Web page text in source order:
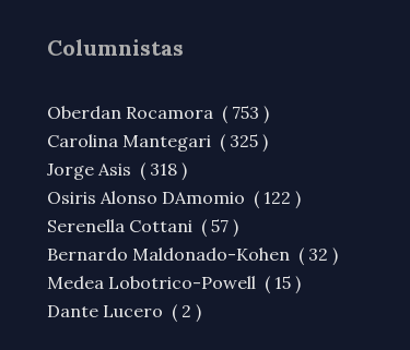
Columnistas
Oberdan Rocamora ( 753 )
Carolina Mantegari ( 325 )
Jorge Asis ( 318 )
Osiris Alonso DAmomio ( 122 )
Serenella Cottani ( 57 )
Bernardo Maldonado-Kohen ( 32 )
Medea Lobotrico-Powell ( 15 )
Dante Lucero ( 2 )